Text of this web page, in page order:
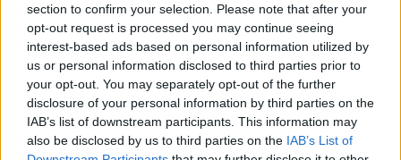
section to confirm your selection. Please note that after your
opt-out request is processed you may continue seeing
interest-based ads based on personal information utilized by
us or personal information disclosed to third parties prior to
your opt-out. You may separately opt-out of the further
disclosure of your personal information by third parties on the
IAB’s list of downstream participants. This information may
also be disclosed by us to third parties on the IAB’s List of
Clone Wars, vagy amit akartok...
Végigjátszás: 6910 Mini Sports Car